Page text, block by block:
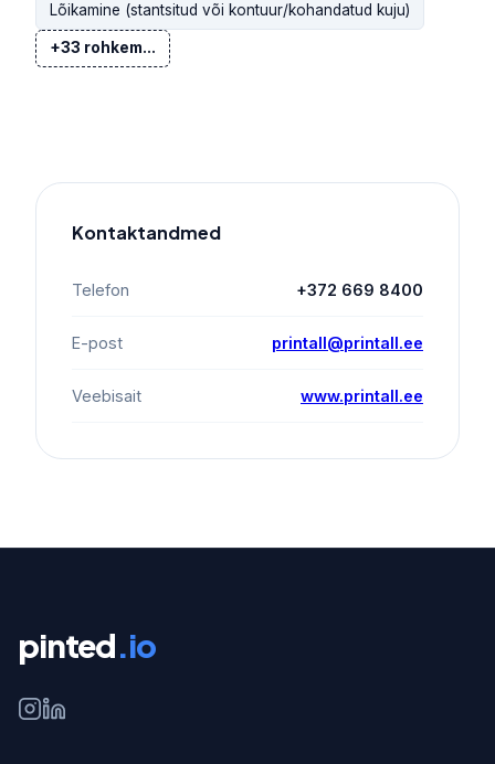
Lõikamine (stantsitud või kontuur/kohandatud kuju)
+33 rohkem...
Kontaktandmed
Telefon +372 669 8400
E-post printall@printall.ee
Veebisait www.printall.ee
pinted.io